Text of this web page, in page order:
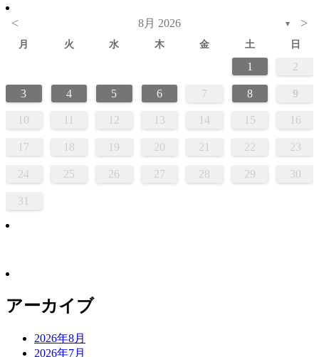
< 8月 2026 ▼ >
月 火 水 木 金 土 日
1 2
3 4 5 6 7 8 9
10 12 13 14 15 16
17 18 19 20 21 22 23
24 25 26 27 28 29 30
31
アーカイブ
2026年8月
2026年7月